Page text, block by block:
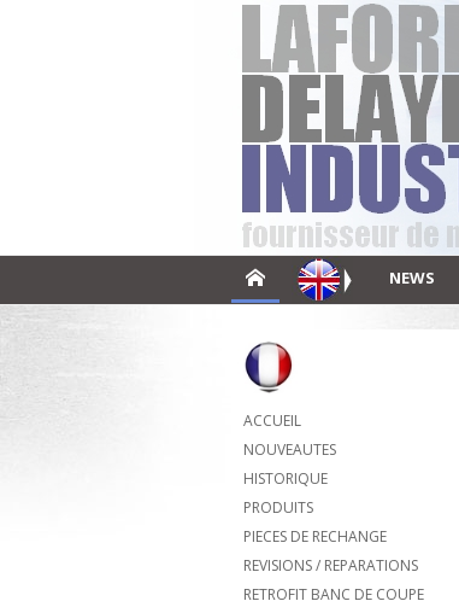
NEWS
ACCUEIL
NOUVEAUTES
HISTORIQUE
PRODUITS
PIECES DE RECHANGE
REVISIONS / REPARATIONS
RETROFIT BANC DE COUPE